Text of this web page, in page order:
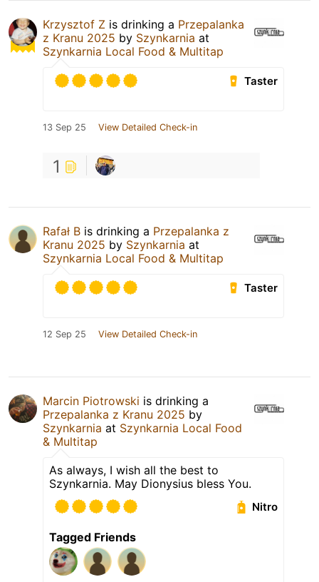
Krzysztof Z is drinking a Przepalanka
z Kranu 2025 by Szynkarnia at
Szynkarnia Local Food & Multitap
Taster
13 Sep 25 View Detailed Check-in
1
Rafał B is drinking a Przepalanka z
Kranu 2025 by Szynkarnia at
Szynkarnia Local Food & Multitap
Taster
12 Sep 25 View Detailed Check-in
Marcin Piotrowski is drinking a
Przepalanka z Kranu 2025 by
Szynkarnia at Szynkarnia Local Food
& Multitap
As always, I wish all the best to
Szynkarnia. May Dionysius bless You.
Nitro
Tagged Friends